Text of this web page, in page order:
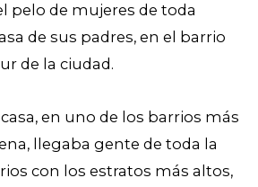
pelo de mujeres de toda
de sus padres, en el barrio
de la ciudad.
casa, en uno de los barrios más
llegaba gente de toda la
con los estratos más altos,